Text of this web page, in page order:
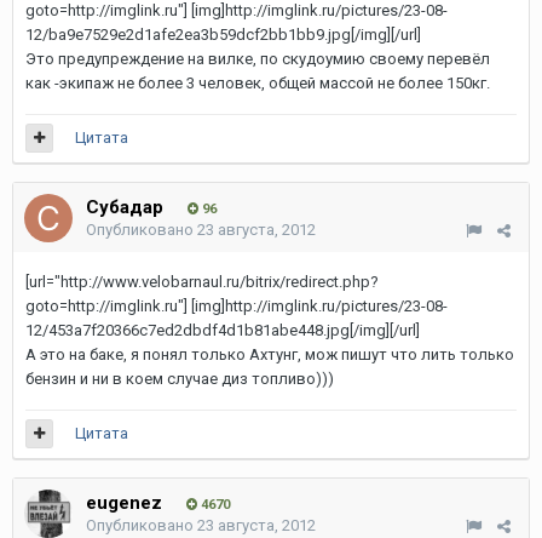
goto=http://imglink.ru"] [img]http://imglink.ru/pictures/23-08-
12/ba9e7529e2d1afe2ea3b59dcf2bb1bb9.jpg[/img][/url]
Это предупреждение на вилке, по скудоумию своему перевёл
как -экипаж не более 3 человек, общей массой не более 150кг.
Цитата
Субадаp 96
Опубликовано 23 августа, 2012
[url="http://www.velobarnaul.ru/bitrix/redirect.php?
goto=http://imglink.ru"] [img]http://imglink.ru/pictures/23-08-
12/453a7f20366c7ed2dbdf4d1b81abe448.jpg[/img][/url]
А это на баке, я понял только Ахтунг, мож пишут что лить только
бензин и ни в коем случае диз топливо)))
Цитата
eugenez 4670
Опубликовано 23 августа, 2012